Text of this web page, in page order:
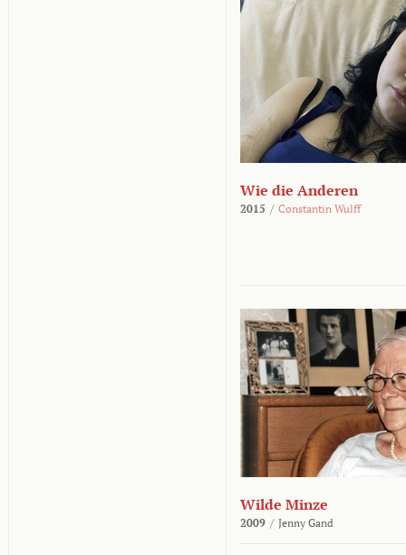
Wie die Anderen
2015 / Constantin Wulff
Wilde Minze
2009 / Jenny Gand